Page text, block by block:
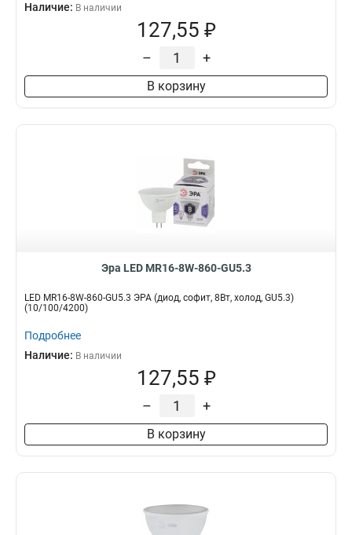
Наличие: В наличии
127,55 ₽
– +
В корзину
Эра LED MR16-8W-860-GU5.3
LED MR16-8W-860-GU5.3 ЭРА (диод, софит, 8Вт, холод, GU5.3)
(10/100/4200)
Подробнее
Наличие: В наличии
127,55 ₽
– +
В корзину